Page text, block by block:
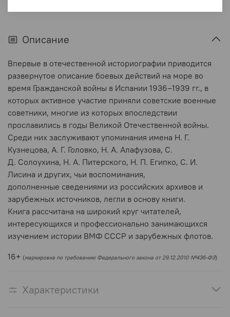
Описание
Впервые в отечественной историографии приводится
развернутое описание боевых действий на море во
время Гражданской войны в Испании 1936–1939 гг., в
которых активное участие приняли советские военные
советники, многие из которых впоследствии
прославились в годы Великой Отечественной войны.
Среди них заслуживают упоминания имена Н. Г.
Кузнецова, А. Г. Головко, Н. А. Алафузова, С.
Д. Солоухина, Н. А. Питерского, Н. П. Египко, С. И.
Лисина и других, чьи воспоминания,
дополненные сведениями из российских архивов и
зарубежных источников, легли в основу книги.
Книга рассчитана на широкий круг читателей,
интересующихся и профессионально занимающихся
изучением истории ВМФ СССР и зарубежных флотов.
16+ (маркировка по требованию Федерального закона от 29.12.2010 №436-ФЗ)
Характеристики